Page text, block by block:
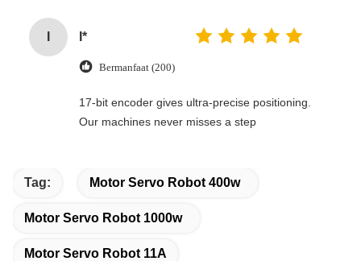
I*
Bermanfaat (200)
17-bit encoder gives ultra-precise positioning.
Our machines never misses a step
Tag: Motor Servo Robot 400w
Motor Servo Robot 1000w
Motor Servo Robot 11A